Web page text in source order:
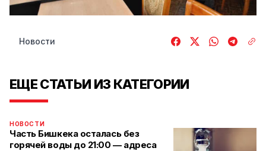
Новости
ЕЩЕ СТАТЬИ ИЗ КАТЕГОРИИ
НОВОСТИ
Часть Бишкека осталась без
горячей воды до 21:00 — адреса